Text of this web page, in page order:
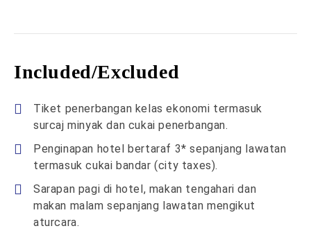
Included/Excluded
Tiket penerbangan kelas ekonomi termasuk
surcaj minyak dan cukai penerbangan.
Penginapan hotel bertaraf 3* sepanjang lawatan
termasuk cukai bandar (city taxes).
Sarapan pagi di hotel, makan tengahari dan
makan malam sepanjang lawatan mengikut
aturcara.